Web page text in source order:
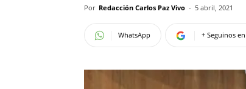
Por Redacción Carlos Paz Vivo - 5 abril, 2021
WhatsApp + Seguinos